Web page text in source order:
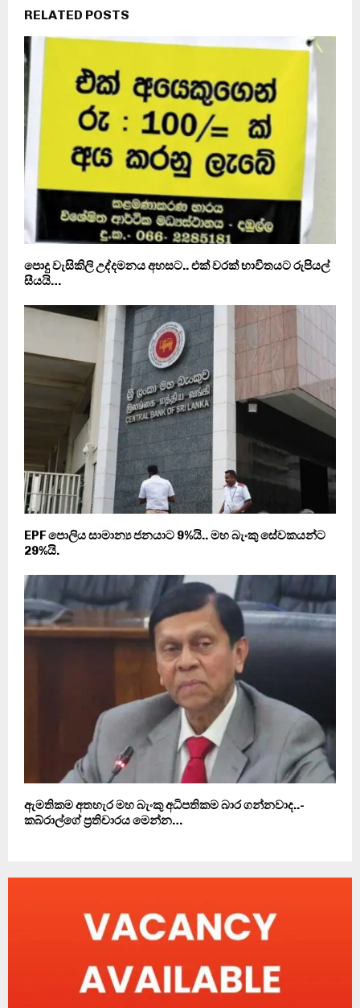
RELATED POSTS
පොදු වැසිකිලි උද්දමනය අහසට.. එක් වරක් භාවිතයට රුපියල්
සීයයි…
EPF පොලිය සාමාන්‍ය ජනයාට 9%යි.. මහ බැංකු සේවකයන්ට
29%යි.
ඇමතිකම අතහැර මහ බැංකු අධිපතිකම බාර ගන්නවාද..-
කබ්රාල්ගේ ප‍්‍රතිචාරය මෙන්න…